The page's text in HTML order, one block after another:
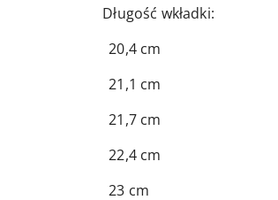
wkładki:
cm
cm
cm
cm
23 cm